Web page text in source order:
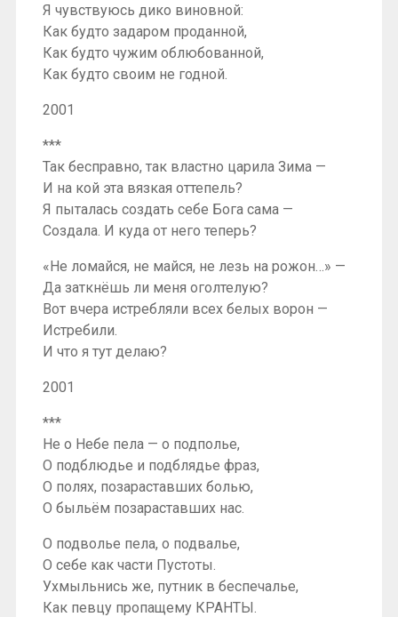
Я чувствуюсь дико виновной:
Как будто задаром проданной,
Как будто чужим облюбованной,
Как будто своим не годной.
2001
***
Так бесправно, так властно царила Зима —
И на кой эта вязкая оттепель?
Я пыталась создать себе Бога сама —
Создала. И куда от него теперь?
«Не ломайся, не майся, не лезь на рожон…» —
Да заткнёшь ли меня оголтелую?
Вот вчера истребляли всех белых ворон —
Истребили.
И что я тут делаю?
2001
***
Не о Небе пела — о подполье,
О подблюдье и подблядье фраз,
О полях, позараставших болью,
О быльём позараставших нас.
О подволье пела, о подвалье,
О себе как части Пустоты.
Ухмыльнись же, путник в беспечалье,
Как певцу пропащему КРАНТЫ.